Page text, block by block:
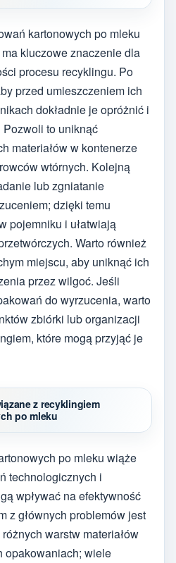
kartonowych po mleku
kluczowe znaczenie dla
procesu recyklingu. Po
przed umieszczeniem ich
dokładnie je opróżnić i
Pozwoli to uniknąć
materiałów w kontenerze
wtórnych. Kolejną
lub zgniatanie
dzięki temu
pojemniku i ułatwiają
Warto również
miejscu, aby uniknąć ich
przez wilgoć. Jeśli
do wyrzucenia, warto
zbiórki lub organizacji
które mogą przyjąć je
z recyklingiem
po mleku
po mleku wiąże
technologicznych i
wpływać na efektywność
z głównych problemów jest
warstw materiałów
opakowaniach; wiele